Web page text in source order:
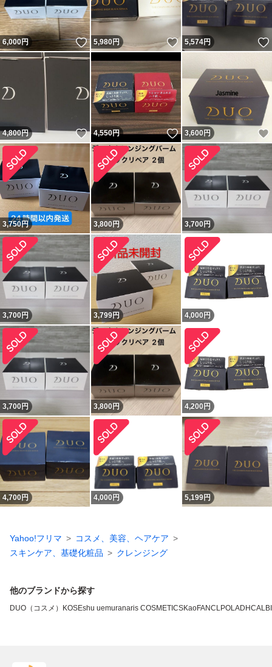
6,000円 いいね！
5,980円 いいね！
5,574円
4,800円 いいね！
4,550円 いいね！
3,600円
3,750円 3,800円 3,700円
3,700円 3,799円 4,000 円
3,700円 3,800円 4,200 円
4,700円 4,000 円 5,199円
Yahoo!フリマ
コスメ、美容、ヘアケア
スキンケア、基礎化粧品
クレンジング
他のブランドから探す
DUO（コスメ） KOSEshu uemuranaris COSMETICSKaoFANCLPOLADHC